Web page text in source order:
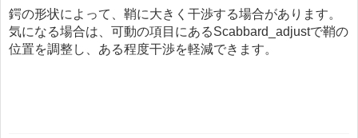
鍔の形状によって、鞘に大きく干渉する場合があります。
気になる場合は、可動の項目にあるScabbard_adjustで鞘の
位置を調整し、ある程度干渉を軽減できます。